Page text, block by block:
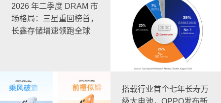
2026 年二季度 DRAM 市
场格局：三星重回榜首，
长鑫存储增速领跑全球
搭载行业首个七年长寿万
级大电池，OPPO发布新